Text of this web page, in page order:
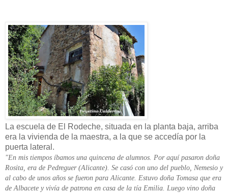
La escuela de El Rodeche, situada en la planta baja, arriba
era la vivienda de la maestra, a la que se accedía por la
puerta lateral.
"En mis tiempos íbamos una quincena de alumnos. Por aquí pasaron doña
Rosita, era de Pedreguer (Alicante). Se casó con uno del pueblo, Nemesio y
al cabo de unos años se fueron para Alicante. Estuvo doña Tomasa que era
de Albacete y vivía de patrona en casa de la tía Emilia. Luego vino doña